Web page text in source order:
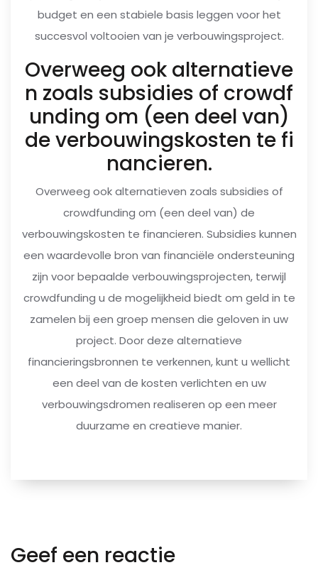
budget en een stabiele basis leggen voor het
succesvol voltooien van je verbouwingsproject.
Overweeg ook alternatieve
n zoals subsidies of crowdf
unding om (een deel van)
de verbouwingskosten te fi
nancieren.
Overweeg ook alternatieven zoals subsidies of
crowdfunding om (een deel van) de
verbouwingskosten te financieren. Subsidies kunnen
een waardevolle bron van financiële ondersteuning
zijn voor bepaalde verbouwingsprojecten, terwijl
crowdfunding u de mogelijkheid biedt om geld in te
zamelen bij een groep mensen die geloven in uw
project. Door deze alternatieve
financieringsbronnen te verkennen, kunt u wellicht
een deel van de kosten verlichten en uw
verbouwingsdromen realiseren op een meer
duurzame en creatieve manier.
Geef een reactie